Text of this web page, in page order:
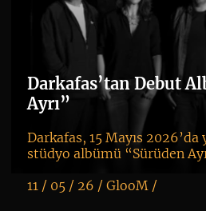
Darkafas’tan Debut
Ayrı”
Darkafas, 15 Mayıs 2026’da
stüdyo albümü “Sürüden
11 / 05 / 26 / GlooM/